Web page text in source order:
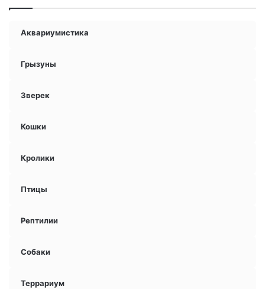
Аквариумистика
Грызуны
Зверек
Кошки
Кролики
Птицы
Рептилии
Собаки
Террариум